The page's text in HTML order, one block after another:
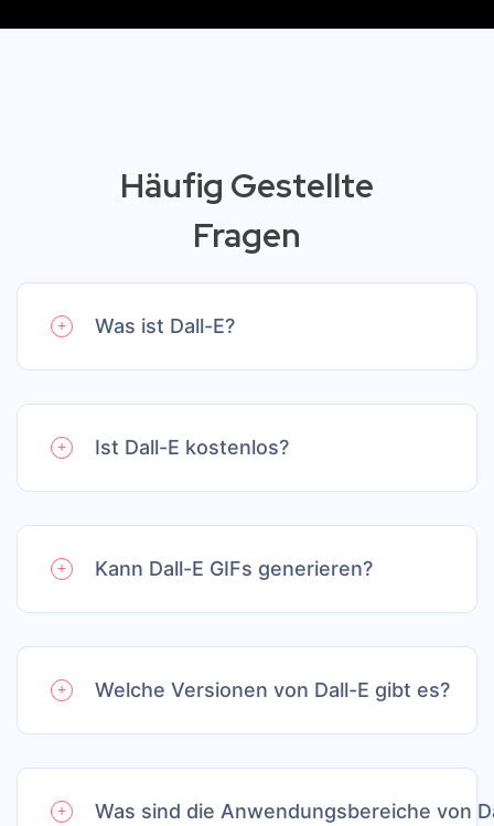
Häufig Gestellte
Fragen
Was ist Dall-E?
Ist Dall-E kostenlos?
Kann Dall-E GIFs generieren?
Welche Versionen von Dall-E gibt es?
Was sind die Anwendungsbereiche von